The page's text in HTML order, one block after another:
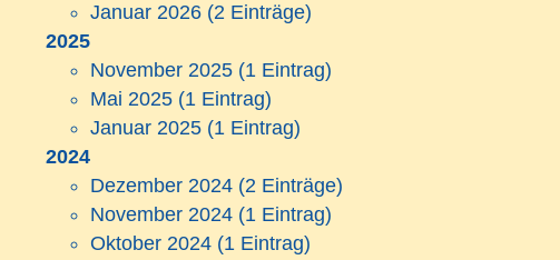
Januar 2026 (2 Einträge)
2025
November 2025 (1 Eintrag)
Mai 2025 (1 Eintrag)
Januar 2025 (1 Eintrag)
2024
Dezember 2024 (2 Einträge)
November 2024 (1 Eintrag)
Oktober 2024 (1 Eintrag)